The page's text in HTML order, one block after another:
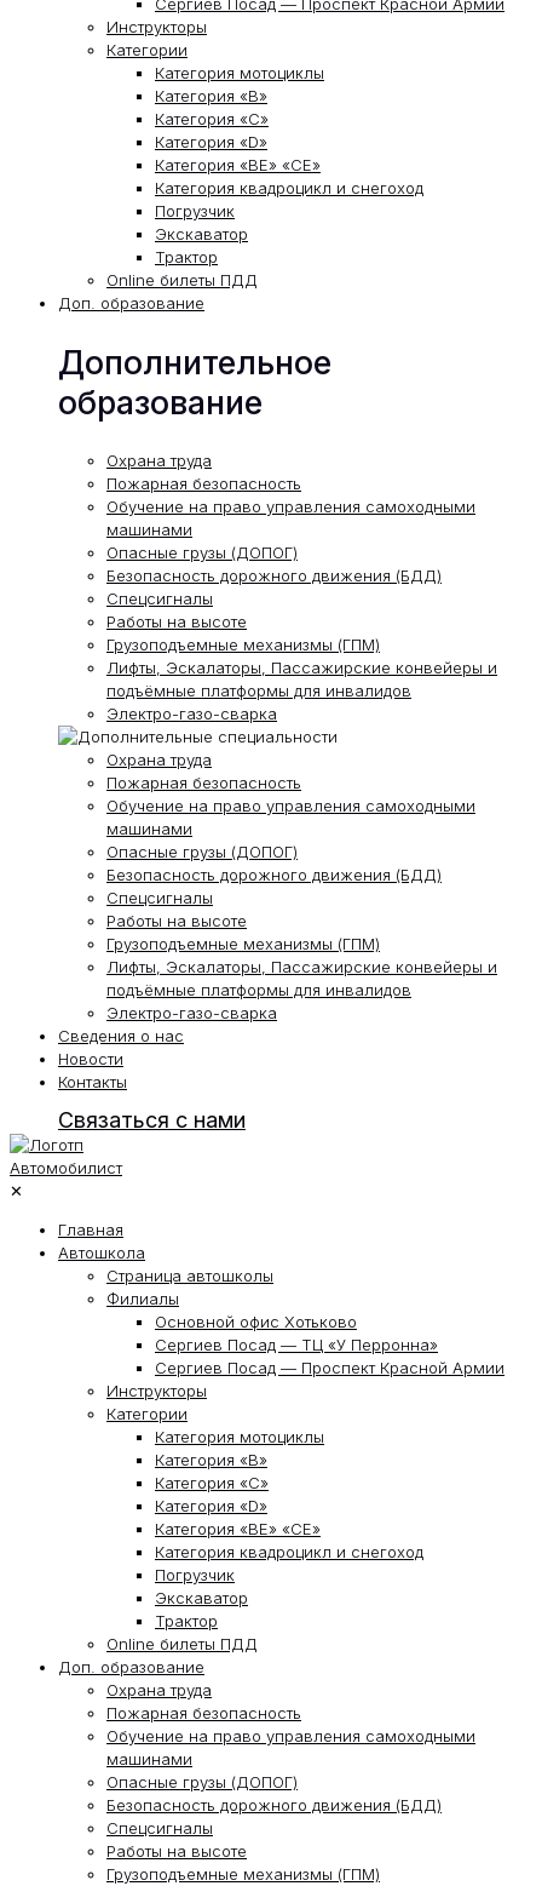
Сергиев Посад — Проспект Красной Армии
Инструкторы
Категории
Категория мотоциклы
Категория «В»
Категория «С»
Категория «D»
Категория «ВЕ» «СЕ»
Категория квадроцикл и снегоход
Погрузчик
Экскаватор
Трактор
Online билеты ПДД
Доп. образование
Дополнительное
образование
Охрана труда
Пожарная безопасность
Обучение на право управления самоходными
машинами
Опасные грузы (ДОПОГ)
Безопасность дорожного движения (БДД)
Спецсигналы
Работы на высоте
Грузоподъемные механизмы (ГПМ)
Лифты, Эскалаторы, Пассажирские конвейеры и
подъёмные платформы для инвалидов
Электро-газо-сварка
Охрана труда
Пожарная безопасность
Обучение на право управления самоходными
машинами
Опасные грузы (ДОПОГ)
Безопасность дорожного движения (БДД)
Спецсигналы
Работы на высоте
Грузоподъемные механизмы (ГПМ)
Лифты, Эскалаторы, Пассажирские конвейеры и
подъёмные платформы для инвалидов
Электро-газо-сварка
Сведения о нас
Новости
Контакты
Связаться с нами
✕
Главная
Автошкола
Страница автошколы
Филиалы
Основной офис Хотьково
Сергиев Посад — ТЦ «У Перронна»
Сергиев Посад — Проспект Красной Армии
Инструкторы
Категории
Категория мотоциклы
Категория «В»
Категория «С»
Категория «D»
Категория «ВЕ» «СЕ»
Категория квадроцикл и снегоход
Погрузчик
Экскаватор
Трактор
Online билеты ПДД
Доп. образование
Охрана труда
Пожарная безопасность
Обучение на право управления самоходными
машинами
Опасные грузы (ДОПОГ)
Безопасность дорожного движения (БДД)
Спецсигналы
Работы на высоте
Грузоподъемные механизмы (ГПМ)